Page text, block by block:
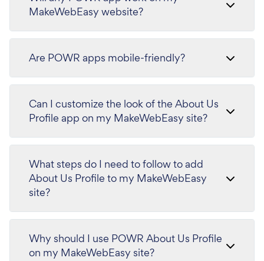
MakeWebEasy website?
Are POWR apps mobile-friendly?
Can I customize the look of the About Us
Profile app on my MakeWebEasy site?
What steps do I need to follow to add
About Us Profile to my MakeWebEasy
site?
Why should I use POWR About Us Profile
on my MakeWebEasy site?